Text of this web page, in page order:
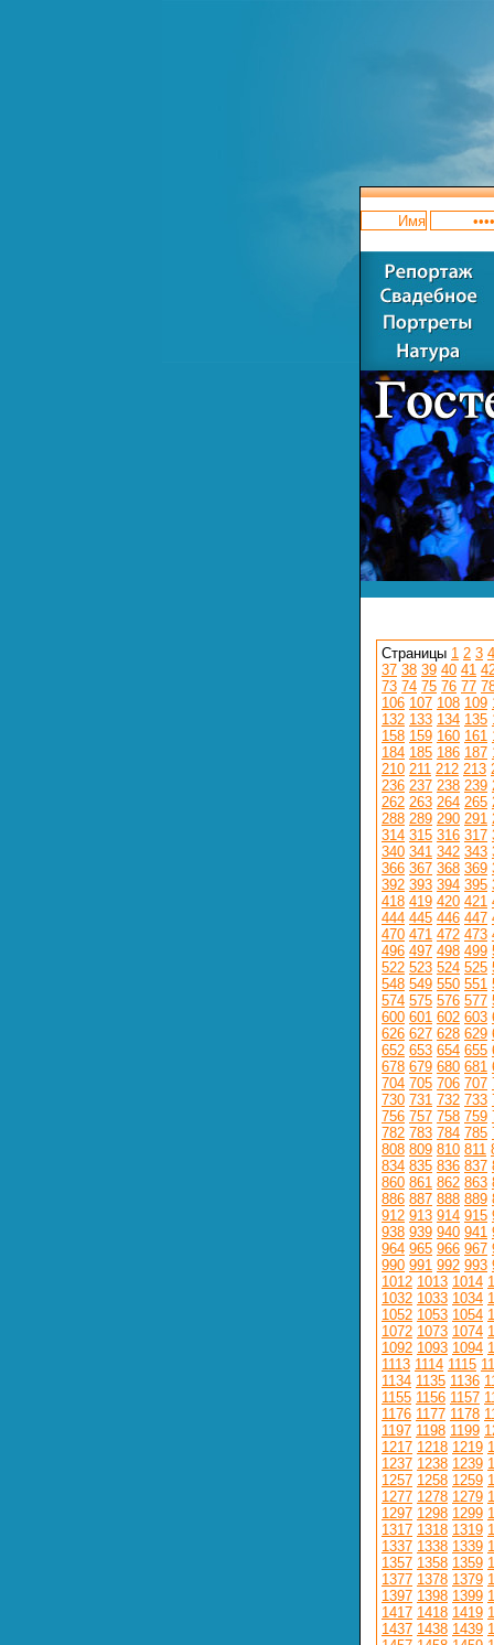
Страницы 1 2 3 4
37 38 39 40 41
73 74 75 76 77
106 107 108 109
132 133 134 135
158 159 160 161
184 185 186 187
210 211 212 213
236 237 238 239
262 263 264 265
288 289 290 291
314 315 316 317
340 341 342 343
366 367 368 369
392 393 394 395
418 419 420 421
444 445 446 447
470 471 472 473
496 497 498 499
522 523 524 525
548 549 550 551
574 575 576 577
600 601 602 603
626 627 628 629
652 653 654 655
678 679 680 681
704 705 706 707
730 731 732 733
756 757 758 759
782 783 784 785
808 809 810 811
834 835 836 837
860 861 862 863
886 887 888 889
912 913 914 915
938 939 940 941
964 965 966 967
990 991 992 993
1012 1013 1014
1032 1033 1034
1052 1053 1054
1072 1073 1074
1092 1093 1094
1113 1114 1115
1134 1135 1136
1155 1156 1157
1176 1177 1178
1197 1198 1199
1217 1218 1219
1237 1238 1239
1257 1258 1259
1277 1278 1279
1297 1298 1299
1317 1318 1319
1337 1338 1339
1357 1358 1359
1377 1378 1379
1397 1398 1399
1417 1418 1419
1437 1438 1439